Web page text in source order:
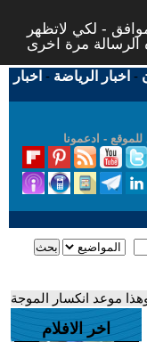
- لكي لاتظهر
- اخبار الرياضة - اخبار
للموقع - ادعمونا
موعد انكسار الموجة
اخر الافلام